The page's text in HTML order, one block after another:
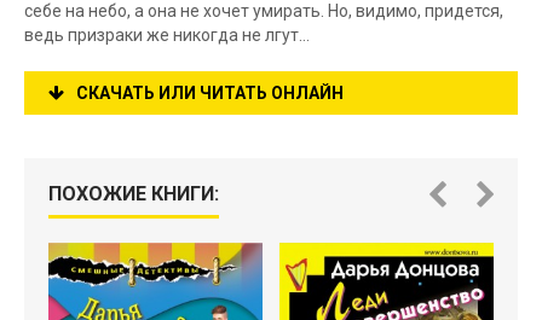
себе на небо, а она не хочет умирать. Но, видимо, придется,
ведь призраки же никогда не лгут…
СКАЧАТЬ ИЛИ ЧИТАТЬ ОНЛАЙН
ПОХОЖИЕ КНИГИ: